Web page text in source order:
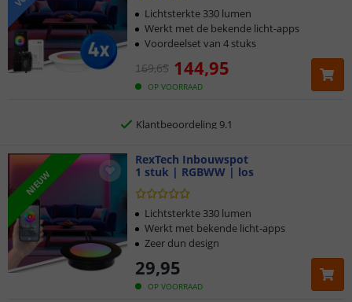
OP VOORRAAD
169,65 144,95
Lichtsterkte 330 lumen
Werkt met de bekende licht-apps
Voordeelset van 4 stuks
Voor 23:45 uur besteld, morgen in huis
2 jaar garantie
Gratis verzending vanaf € 20,-
Klantbeoordeling 9.1
Voor 23:45 uur besteld,morgen in huis
NIEUW
RexTech Inbouwspot
1 stuk | RGBWW | los
OP VOORRAAD
29,95
Lichtsterkte 330 lumen
Werkt met bekende licht-apps
Zeer dun design